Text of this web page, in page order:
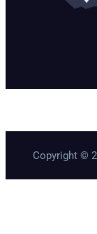
Copyright ©